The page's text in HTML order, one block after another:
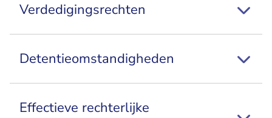
Verdedigingsrechten
Detentieomstandigheden
Effectieve rechterlijke